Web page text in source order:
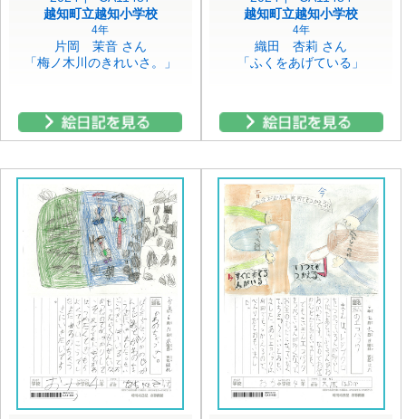
越知町立越知小学校
4年
片岡 茉音 さん
「梅ノ木川のきれいさ。」
越知町立越知小学校
4年
織田 杏莉 さん
「ふくをあげている」